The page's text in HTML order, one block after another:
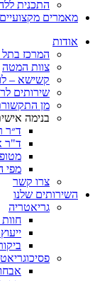
התכנית ללהט"ב בגיל
מקצועיים
המרכז בתל אביב
צוות המטה
קשישא – לומדים זיקנה
שירותים לרופאים
מן התקשורת
בנימה אישית
ד״ר רון בן
ד"ר אמירה פז –
מטופלים
מפי המטפלים
שלנו
גריאטריה
חוות דעת
ייעוץ גריאטרי
ביקור רופא
פסיכוגריאטריה
אבחון